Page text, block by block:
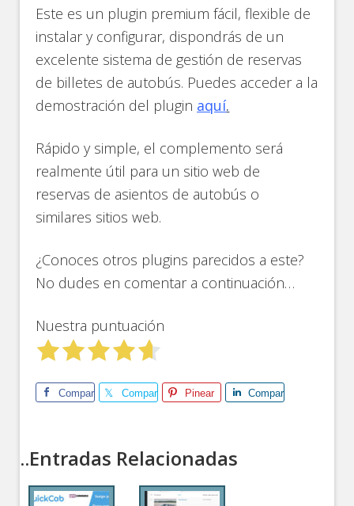
Este es un plugin premium fácil, flexible de
instalar y configurar, dispondrás de un
excelente sistema de gestión de reservas
de billetes de autobús. Puedes acceder a la
demostración del plugin aquí.
Rápido y simple, el complemento será
realmente útil para un sitio web de
reservas de asientos de autobús o
similares sitios web.
¿Conoces otros plugins parecidos a este?
No dudes en comentar a continuación…
Nuestra puntuación
Comparte Comparte Pinear Comparte
..Entradas Relacionadas